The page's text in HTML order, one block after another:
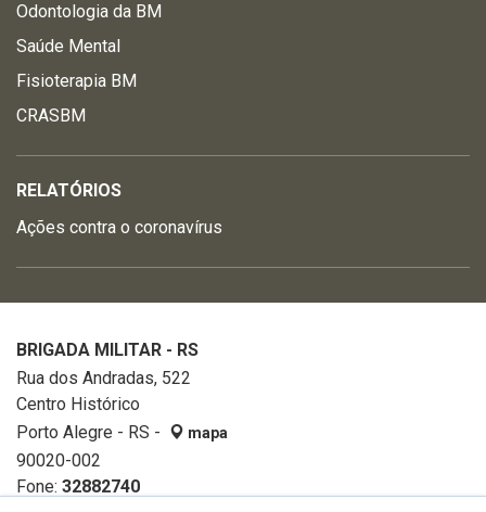
Odontologia da BM
Saúde Mental
Fisioterapia BM
CRASBM
RELATÓRIOS
Ações contra o coronavírus
BRIGADA MILITAR - RS
Rua dos Andradas, 522
Centro Histórico
Porto Alegre - RS -
mapa
90020-002
Fone: 32882740